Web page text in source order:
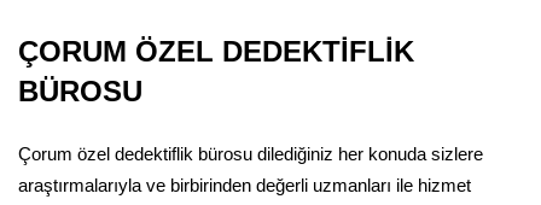
ÇORUM ÖZEL DEDEKTİFLİK
BÜROSU
Çorum özel dedektiflik bürosu dilediğiniz her konuda sizlere
araştırmalarıyla ve birbirinden değerli uzmanları ile hizmet